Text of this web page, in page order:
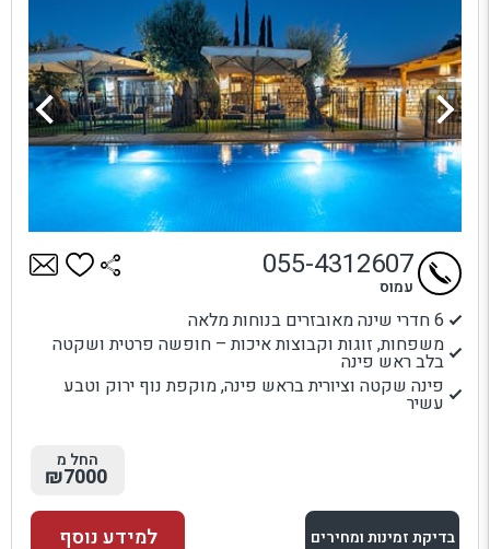
6 חדרי שינה מאובזרים בנוחות מלאה
משפחות, זוגות וקבוצות איכות – חופשה פרטית ושקטה
בלב ראש פינה
פינה שקטה וציורית בראש פינה, מוקפת נוף ירוק וטבע
עשיר
055-4312607
עמוס
החל מ
₪7000
בדיקת זמינות ומחירים למידע נוסף